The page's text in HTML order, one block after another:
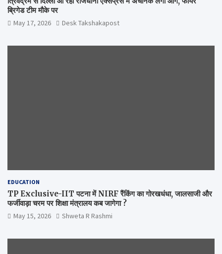
ब्रिगेड टीम मौके पर
May 17, 2026 Desk Takshakapost
EDUCATION
TP Exclusive-IIT पटना में NIRF रैंकिंग का गोरखधंधा, जालसाजी और
फर्जीवाड़ा चरम पर शिक्षा मंत्रालय कब जागेगा ?
May 15, 2026 Shweta R Rashmi